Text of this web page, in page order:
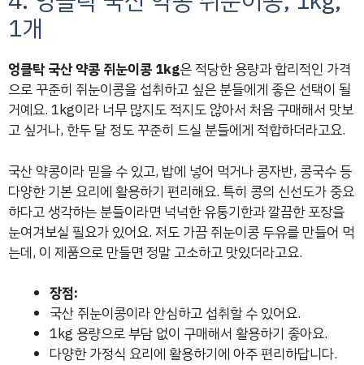
1개
엉클탁 국산 약콩 쥐눈이콩 1kg은 적당한 용량과 합리적인 가격
으로 꾸준히 쥐눈이콩을 섭취하고 싶은 분들에게 좋은 선택이 될
거예요. 1kg이라 너무 많지도 적지도 않아서 처음 구매해서 맛보
고 싶거나, 한두 달 정도 꾸준히 드실 분들에게 적합하더라고요.
국산 약콩이라 믿을 수 있고, 밥에 넣어 먹거나 콩자반, 콩국수 등
다양한 기본 요리에 활용하기 편리해요. 특히 콩의 신선도가 중요
하다고 생각하는 분들이라면 넉넉한 유통기한과 깔끔한 포장을
눈여겨보실 필요가 있어요. 저도 가끔 쥐눈이콩 두유를 만들어 먹
는데, 이 제품으로 만들면 정말 고소하고 맛있더라고요.
장점:
국산 쥐눈이콩이라 안심하고 섭취할 수 있어요.
1kg 용량으로 부담 없이 구매해서 활용하기 좋아요.
다양한 가정식 요리에 활용하기에 아주 편리하답니다.